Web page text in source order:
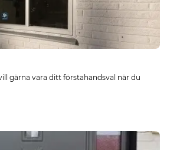
gärna vara ditt förstahandsval när du